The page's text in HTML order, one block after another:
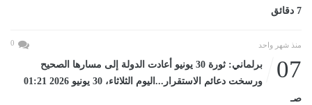
7 دقائق
منذ شهر واحد 0
07
برلماني: ثورة 30 يونيو أعادت الدولة إلى مسارها الصحيح
ورسخت دعائم الاستقرار...اليوم الثلاثاء، 30 يونيو 2026 01:21
صـ